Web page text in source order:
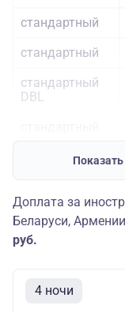
стандартный
стандартный
стандартный
DBL
стандартный
DBL
Доплата за
Беларуси,
руб.
4 ночи